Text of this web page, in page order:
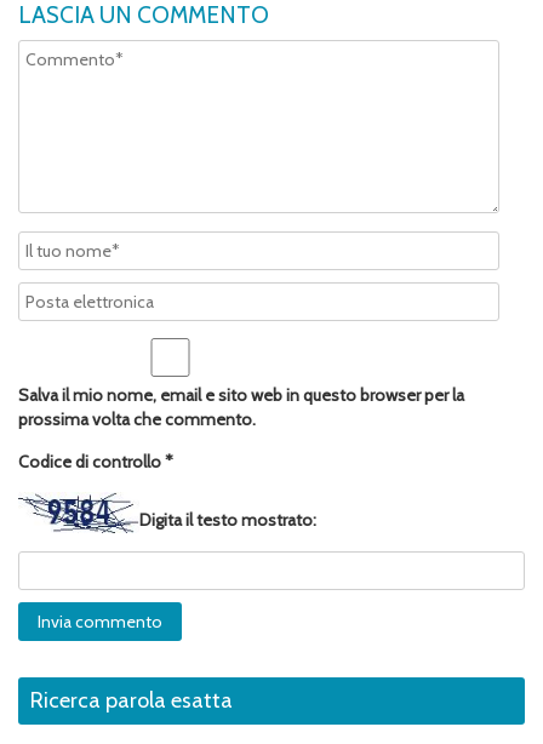
LASCIA UN COMMENTO
Salva il mio nome, email e sito web in questo browser per la
prossima volta che commento.
Codice di controllo*
Digita il testo mostrato:
Ricerca parola esatta